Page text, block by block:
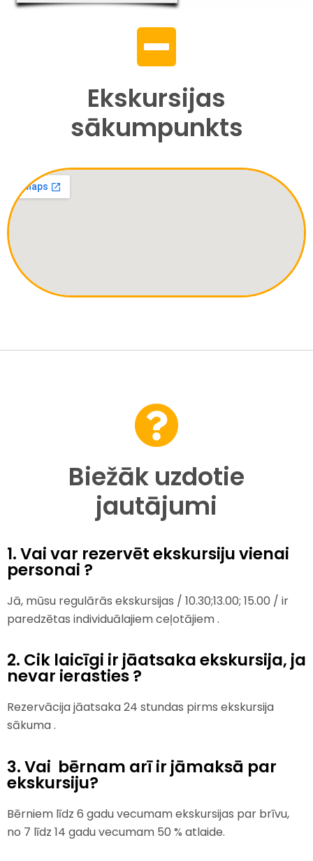
Ekskursijas
sākumpunkts
Biežāk uzdotie
jautājumi
1. Vai var rezervēt ekskursiju vienai
personai ?
Jā, mūsu regulārās ekskursijas / 10.30;13.00; 15.00 / ir
paredzētas individuālajiem ceļotājiem .
2. Cik laicīgi ir jāatsaka ekskursija, ja
nevar ierasties ?
Rezervācija jāatsaka 24 stundas pirms ekskursija
sākuma .
3. Vai bērnam arī ir jāmaksā par
ekskursiju?
Bērniem līdz 6 gadu vecumam ekskursijas par brīvu,
no 7 līdz 14 gadu vecumam 50 % atlaide.